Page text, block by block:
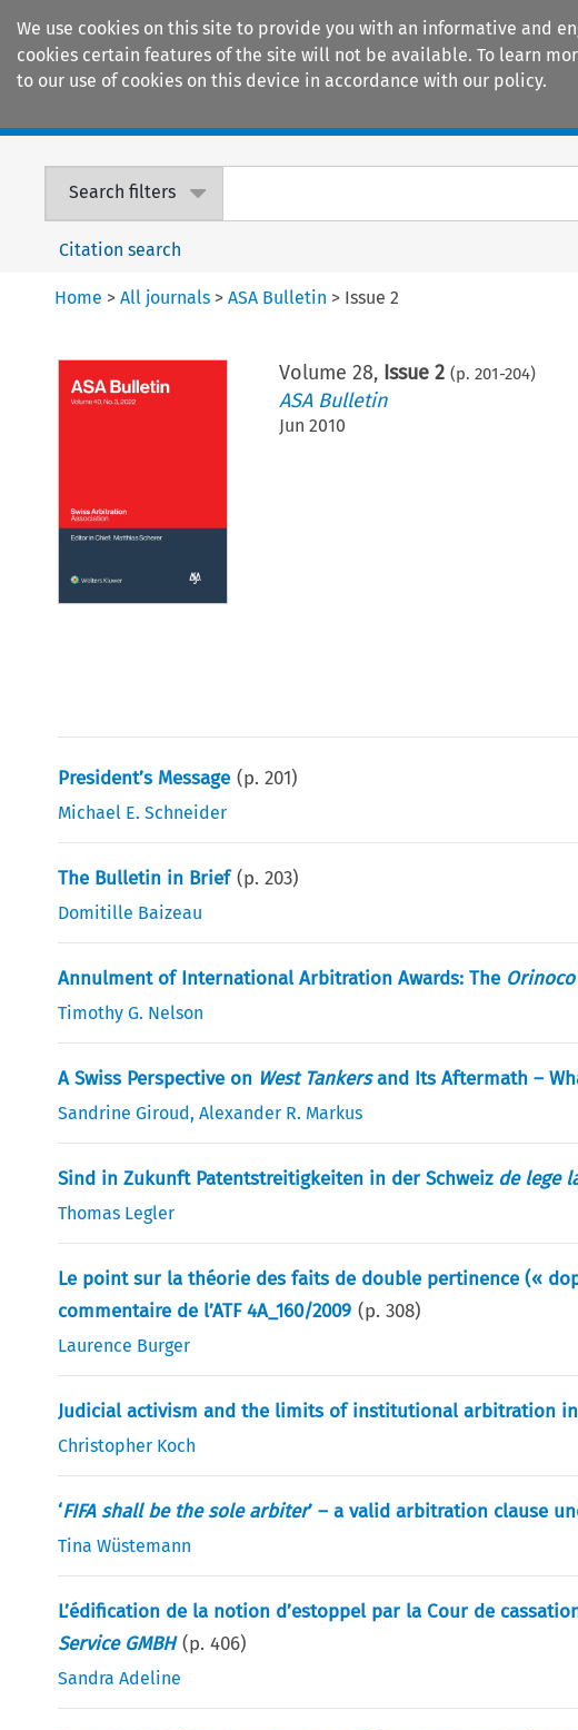
We use cookies on this site to provide you with an informative and
cookies certain features of the site will not be available. To learn
to our use of cookies on this device in accordance with our policy.
Search filters
Citation search
Home >All journals >ASA Bulletin > Issue 2
Volume28, Issue 2 (p.201-204)
ASA Bulletin
Jun 2010
President’s Message (p.201)
Michael E. Schneider
The Bulletin in Brief (p.203)
Domitille Baizeau
Annulment of International Arbitration Awards: The
Timothy G. Nelson
A Swiss Perspective on West Tankersand Its Aftermath –
Sandrine Giroud,Alexander R. Markus
Sind in Zukunft Patentstreitigkeiten in der Schweiz de lege
Thomas Legler
Le point sur la théorie des faits de double pertinence («
commentaire de l’ATF 4A_160/2009 (p.308)
Laurence Burger
Judicial activism and the limits of institutional arbitration
Christopher Koch
‘FIFA shall be the sole arbiter’ – a valid arbitration clause
Tina Wüstemann
L’édification de la notion d’estoppel par la Cour de
Service GMBH (p.406)
Sandra Adeline